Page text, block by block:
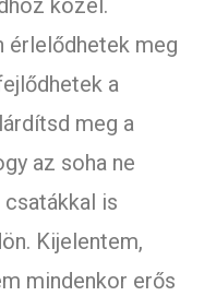
közel.
érlelődhetek meg
a
meg a
az soha ne
is
Kijelentem,
mindenkor erős